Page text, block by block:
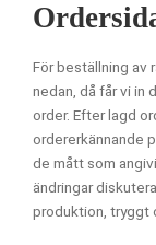
För beställning av
nedan, då får vi in
order. Efter lagd
ordererkännande
de mått som
ändringar
produktion, tryggt